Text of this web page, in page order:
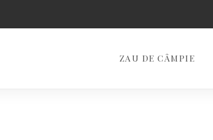
ZAU DE CÂMPIE